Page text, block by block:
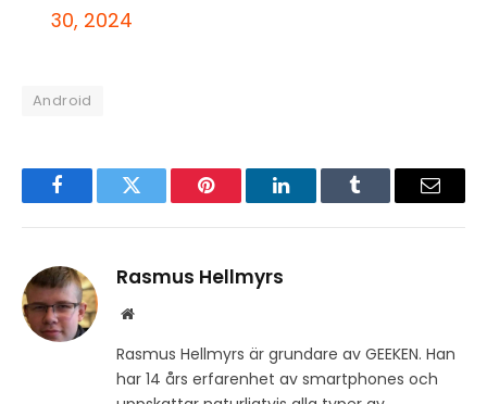
30, 2024
Android
FacebookTwitter Pinterest LinkedInTumblr Email
Rasmus Hellmyrs
Website
Rasmus Hellmyrs är grundare av GEEKEN. Han
har 14 års erfarenhet av smartphones och